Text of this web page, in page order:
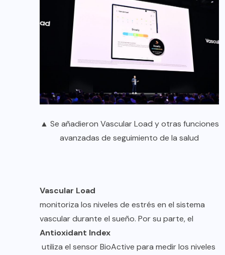
▲ Se añadieron Vascular Load y otras funciones
avanzadas de seguimiento de la salud
Vascular Load
monitoriza los niveles de estrés en el sistema
vascular durante el sueño. Por su parte, el
Antioxidant Index
utiliza el sensor BioActive para medir los niveles